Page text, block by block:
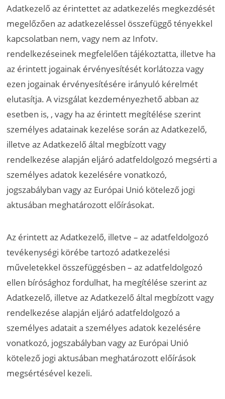
Adatkezelő az érintettet az adatkezelés megkezdését
megelőzően az adatkezeléssel összefüggő tényekkel
kapcsolatban nem, vagy nem az Infotv.
rendelkezéseinek megfelelően tájékoztatta, illetve ha
az érintett jogainak érvényesítését korlátozza vagy
ezen jogainak érvényesítésére irányuló kérelmét
elutasítja. A vizsgálat kezdeményezhető abban az
esetben is, , vagy ha az érintett megítélése szerint
személyes adatainak kezelése során az Adatkezelő,
illetve az Adatkezelő által megbízott vagy
rendelkezése alapján eljáró adatfeldolgozó megsérti a
személyes adatok kezelésére vonatkozó,
jogszabályban vagy az Európai Unió kötelező jogi
aktusában meghatározott előírásokat.
Az érintett az Adatkezelő, illetve – az adatfeldolgozó
tevékenységi körébe tartozó adatkezelési
műveletekkel összefüggésben – az adatfeldolgozó
ellen bírósághoz fordulhat, ha megítélése szerint az
Adatkezelő, illetve az Adatkezelő által megbízott vagy
rendelkezése alapján eljáró adatfeldolgozó a
személyes adatait a személyes adatok kezelésére
vonatkozó, jogszabályban vagy az Európai Unió
kötelező jogi aktusában meghatározott előírások
megsértésével kezeli.